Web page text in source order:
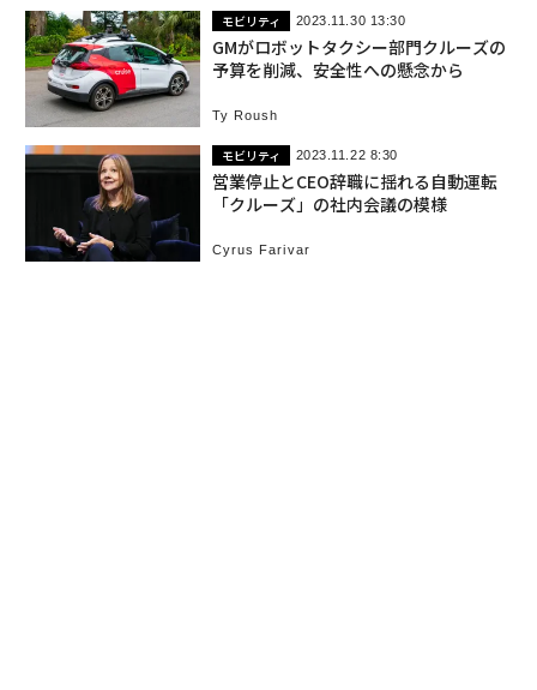
モビリティ 2023.11.30 13:30
GMがロボットタクシー部門クルーズの
予算を削減、安全性への懸念から
Ty Roush
モビリティ 2023.11.22 8:30
営業停止とCEO辞職に揺れる自動運転
「クルーズ」の社内会議の模様
Cyrus Farivar